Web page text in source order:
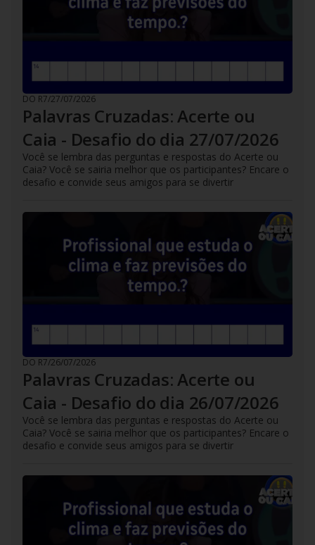
DO R7/27/07/2026
Palavras Cruzadas: Acerte ou
Caia - Desafio do dia 27/07/2026
Você se lembra das perguntas e respostas do Acerte ou
Caia? Você se sairia melhor que os participantes? Encare o
desafio e convide seus amigos para se divertir
DO R7/26/07/2026
Palavras Cruzadas: Acerte ou
Caia - Desafio do dia 26/07/2026
Você se lembra das perguntas e respostas do Acerte ou
Caia? Você se sairia melhor que os participantes? Encare o
desafio e convide seus amigos para se divertir